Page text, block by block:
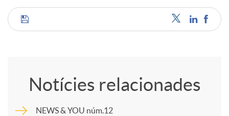
C
m
Notícies relacionades
NEWS & YOU núm.12